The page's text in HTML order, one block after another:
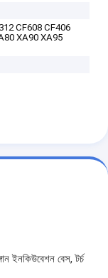
CF608 CF406
XA90 XA95
ইনকিউবেশন বেস, টর্চ